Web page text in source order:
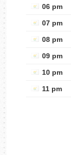
06 pm
07 pm
08 pm
09 pm
10 pm
11 pm